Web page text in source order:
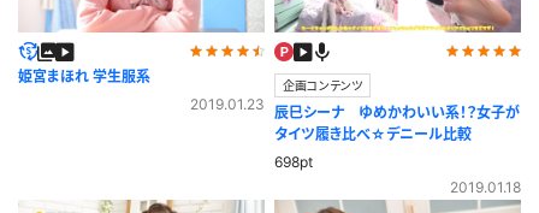
姫宮まほれ 学生服系
2019.01.23
企画コンテンツ
辰巳シーナ ゆめかわいい系！？女子が
タイツ履き比べ☆デニール比較
698pt
2019.01.18